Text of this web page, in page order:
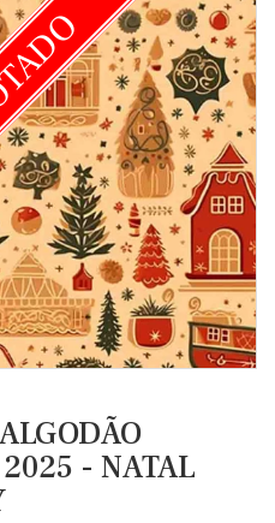
- NATAL